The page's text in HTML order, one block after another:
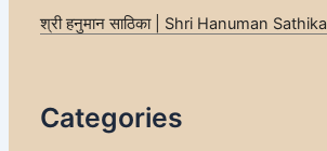
श्री हनुमान साठिका | Shri Hanuman Sathika
Categories